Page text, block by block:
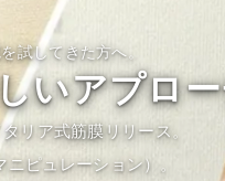
試してきた方へ。
いアプロ
リア式筋膜リリース。
ニピュレーション）。